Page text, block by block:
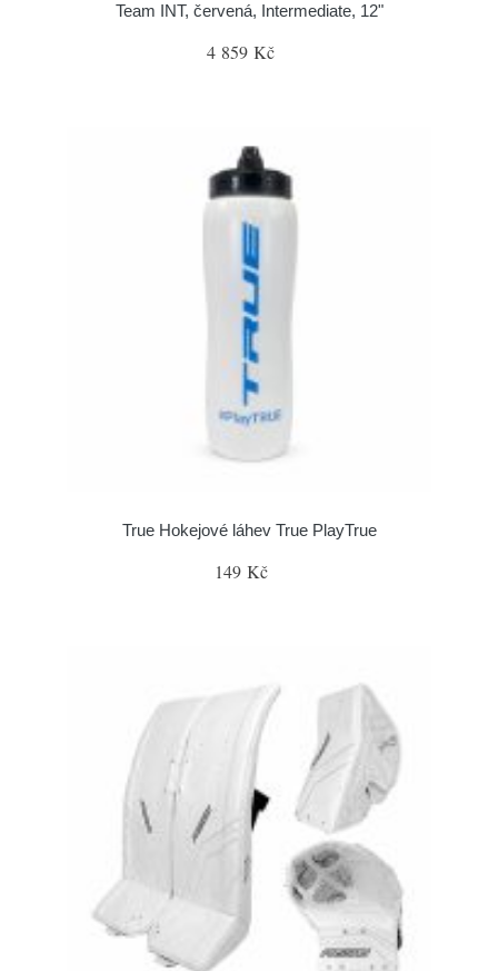
Team INT, červená, Intermediate, 12"
4 859 Kč
True Hokejové láhev True PlayTrue
149 Kč